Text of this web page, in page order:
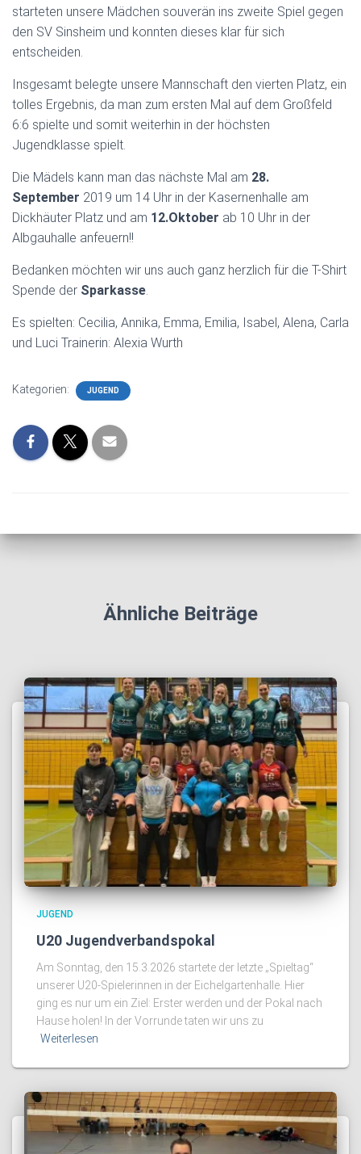
starteten unsere Mädchen souverän ins zweite Spiel gegen
den SV Sinsheim und konnten dieses klar für sich
entscheiden.
Insgesamt belegte unsere Mannschaft den vierten Platz, ein
tolles Ergebnis, da man zum ersten Mal auf dem Großfeld
6:6 spielte und somit weiterhin in der höchsten
Jugendklasse spielt.
Die Mädels kann man das nächste Mal am 28.
September 2019 um 14 Uhr in der Kasernenhalle am
Dickhäuter Platz und am 12.Oktober ab 10 Uhr in der
Albgauhalle anfeuern!!
Bedanken möchten wir uns auch ganz herzlich für die T-Shirt
Spende der Sparkasse.
Es spielten: Cecilia, Annika, Emma, Emilia, Isabel, Alena, Carla
und Luci Trainerin: Alexia Wurth
Kategorien: JUGEND
Ähnliche Beiträge
JUGEND
U20 Jugendverbandspokal
Am Sonntag, den 15.3.2026 startete der letzte „Spieltag“
unserer U20-Spielerinnen in der Eichelgartenhalle. Hier
ging es nur um ein Ziel: Erster werden und der Pokal nach
Hause holen! In der Vorrunde taten wir uns zu
Weiterlesen